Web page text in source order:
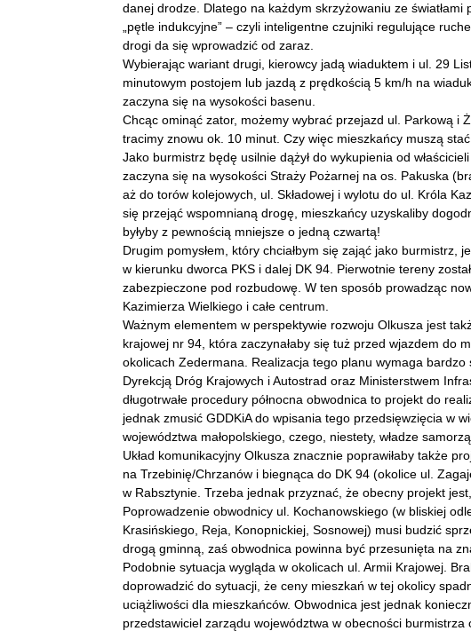
danej drodze. Dlatego na każdym skrzyżowaniu ze światłami
„pętle indukcyjne” – czyli inteligentne czujniki regulujące
drogi da się wprowadzić od zaraz.
Wybierając wariant drugi, kierowcy jadą wiaduktem i ul. 29
minutowym postojem lub jazdą z prędkością 5 km/h na
zaczyna się na wysokości basenu.
Chcąc ominąć zator, możemy wybrać przejazd ul. Parkową i
tracimy znowu ok. 10 minut. Czy więc mieszkańcy muszą
Jako burmistrz będę usilnie dążył do wykupienia od
zaczyna się na wysokości Straży Pożarnej na os. Pakuska
aż do torów kolejowych, ul. Składowej i wylotu do ul. Króla
się przejąć wspomnianą drogę, mieszkańcy uzyskaliby
byłyby z pewnością mniejsze o jedną czwartą!
Drugim pomysłem, który chciałbym się zająć jako burmistrz,
w kierunku dworca PKS i dalej DK 94. Pierwotnie tereny
zabezpieczone pod rozbudowę. W ten sposób prowadząc
Kazimierza Wielkiego i całe centrum.
Ważnym elementem w perspektywie rozwoju Olkusza jest
krajowej nr 94, która zaczynałaby się tuż przed wjazdem do
okolicach Zedermana. Realizacja tego planu wymaga bardzo
Dyrekcją Dróg Krajowych i Autostrad oraz Ministerstwem
długotrwałe procedury północna obwodnica to projekt do
jednak zmusić GDDKiA do wpisania tego przedsięwzięcia w
województwa małopolskiego, czego, niestety, władze
Układ komunikacyjny Olkusza znacznie poprawiłaby także
na Trzebinię/Chrzanów i biegnąca do DK 94 (okolice ul.
w Rabsztynie. Trzeba jednak przyznać, że obecny projekt
Poprowadzenie obwodnicy ul. Kochanowskiego (w bliskiej
Krasińskiego, Reja, Konopnickiej, Sosnowej) musi budzić
drogą gminną, zaś obwodnica powinna być przesunięta na
Podobnie sytuacja wygląda w okolicach ul. Armii Krajowej.
doprowadzić do sytuacji, że ceny mieszkań w tej okolicy
uciążliwości dla mieszkańców. Obwodnica jest jednak
przedstawiciel zarządu województwa w obecności burmistrza